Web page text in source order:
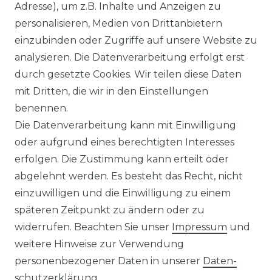
WIDERRUFSRECHT
IMPRESSUM
KONTAKT
Unsere Zahlungsmöglichkeiten
Wir versenden mit
Adresse), um z.B. Inhalte und Anzeigen zu
personalisieren, Medien von Drittanbietern
einzubinden oder Zugriffe auf unsere Website zu
analysieren. Die Datenverarbeitung erfolgt erst
durch gesetzte Cookies. Wir teilen diese Daten
mit Dritten, die wir in den Einstellungen
benennen.
Die Datenverarbeitung kann mit Einwilligung
oder aufgrund eines berechtigten Interesses
erfolgen. Die Zustimmung kann erteilt oder
abgelehnt werden. Es besteht das Recht, nicht
einzuwilligen und die Einwilligung zu einem
späteren Zeitpunkt zu ändern oder zu
widerrufen. Beachten Sie unser Impressum und
weitere Hinweise zur Verwendung
personenbezogener Daten in unserer Daten­